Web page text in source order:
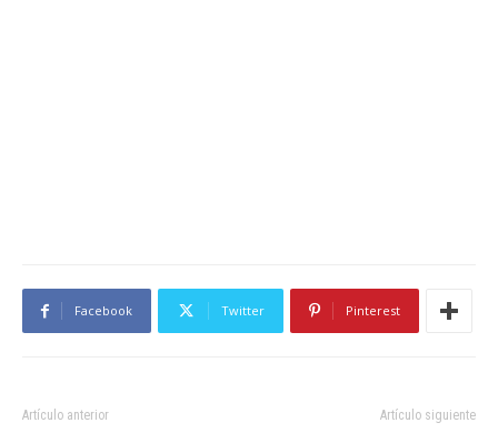
Facebook Twitter Pinterest
Artículo anterior Artículo siguiente